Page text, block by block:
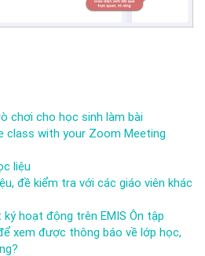
chơi cho học sinh làm bài
class with your Zoom Meeting
liệu
đề kiểm tra với các giáo viên khác
hoạt động trên EMIS Ôn tập
xem được thông báo về lớp học,